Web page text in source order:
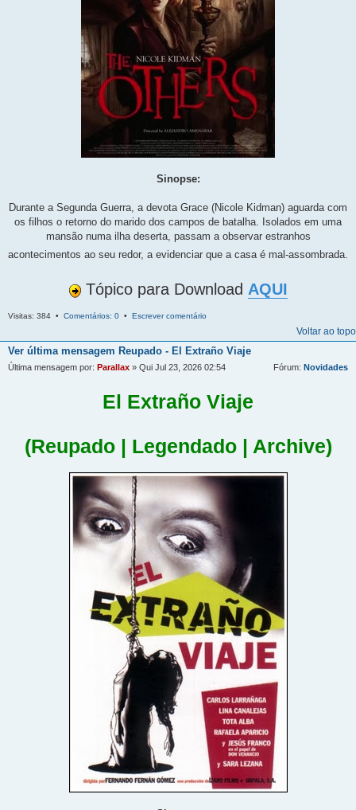
Sinopse:
Durante a Segunda Guerra, a devota Grace (Nicole Kidman) aguarda com
os filhos o retorno do marido dos campos de batalha. Isolados em uma
mansão numa ilha deserta, passam a observar estranhos
acontecimentos ao seu redor, a evidenciar que a casa é mal-assombrada.
Tópico para Download AQUI
Visitas: 384 • Comentários: 0 • Escrever comentário
Voltar ao topo
Ver última mensagem Reupado - El Extraño Viaje
Última mensagem por: Parallax » Qui Jul 23, 2026 02:54 Fórum: Novidades
El Extraño Viaje
(Reupado | Legendado | Archive)